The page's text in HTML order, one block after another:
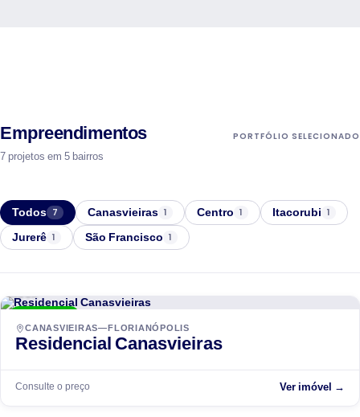
Empreendimentos
7 projetos em 5 bairros
PORTFÓLIO SELECIONADO
Todos 7 Canasvieiras 1 Centro 1 Itacorubi 1
Jurerê 1 São Francisco 1
CANASVIEIRAS—FLORIANÓPOLIS
Residencial Canasvieiras
Consulte o preço Ver imóvel →